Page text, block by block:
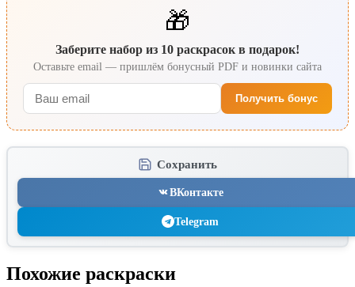
🎁
Заберите набор из 10 раскрасок в подарок!
Оставьте email — пришлём бонусный PDF и новинки сайта
Получить бонус
Сохранить
ВКонтакте
Telegram
Похожие раскраски